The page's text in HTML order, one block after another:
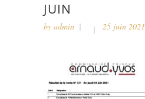
JUIN
by admin 25 juin 2021